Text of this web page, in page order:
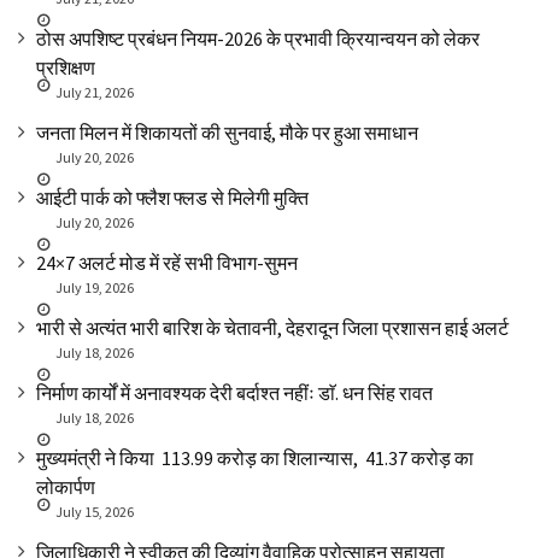
ठोस अपशिष्ट प्रबंधन नियम-2026 के प्रभावी क्रियान्वयन को लेकर
प्रशिक्षण
July 21, 2026
जनता मिलन में शिकायतों की सुनवाई, मौके पर हुआ समाधान
July 20, 2026
आईटी पार्क को फ्लैश फ्लड से मिलेगी मुक्ति
July 20, 2026
24×7 अलर्ट मोड में रहें सभी विभाग-सुमन
July 19, 2026
भारी से अत्यंत भारी बारिश के चेतावनी, देहरादून जिला प्रशासन हाई अलर्ट
July 18, 2026
निर्माण कार्यों में अनावश्यक देरी बर्दाश्त नहींः डाॅ. धन सिंह रावत
July 18, 2026
मुख्यमंत्री ने किया ₹ 113.99 करोड़ का शिलान्यास, ₹ 41.37 करोड़ का
लोकार्पण
July 15, 2026
जिलाधिकारी ने स्वीकृत की दिव्यांग वैवाहिक प्रोत्साहन सहायता